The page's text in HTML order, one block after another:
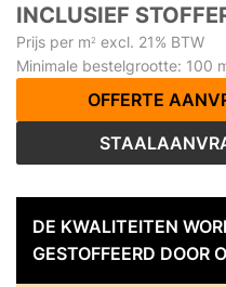
INCLUSIEF
Prijs per m2 excl. 21% BTW
Minimale bestelgrootte: 100
OFFERTE
DE KWALITEITEN
GESTOFFEERD DOOR